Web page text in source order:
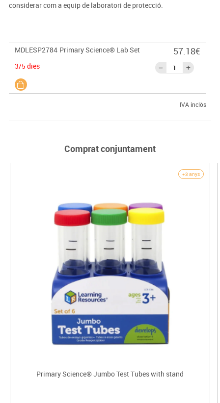
considerar com a equip de laboratori de protecció.
MDLESP2784 Primary Science® Lab Set
3/5 dies
57.18€
IVA inclòs
Comprat conjuntament
+3 anys
Primary Science® Jumbo Test Tubes with stand